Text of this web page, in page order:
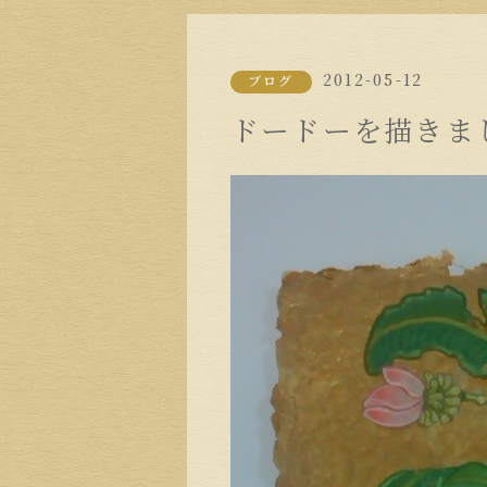
ブログ 2012-05-12
ドードーを描きま